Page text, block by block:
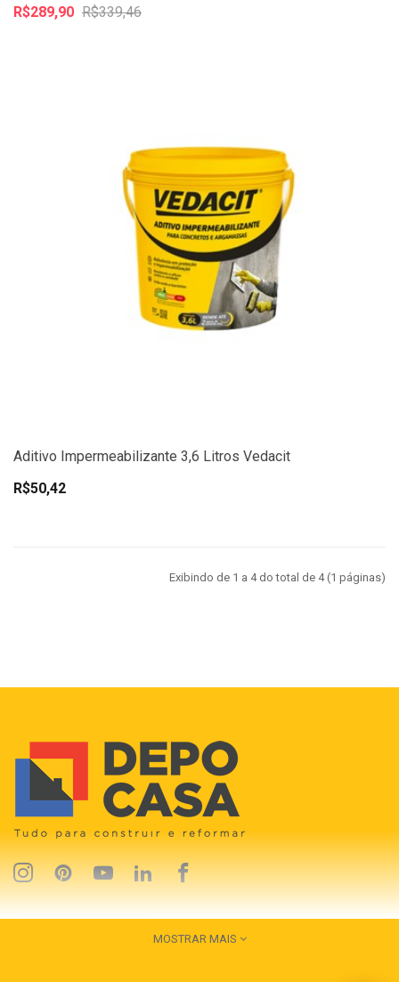
R$289,90 R$339,46
Aditivo Impermeabilizante 3,6 Litros Vedacit
R$50,42
Exibindo de 1 a 4 do total de 4 (1 páginas)
MOSTRAR MAIS